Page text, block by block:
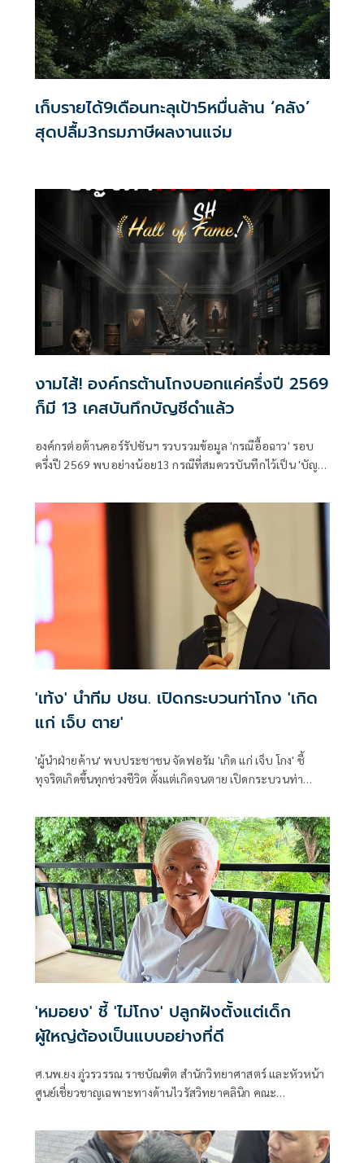
เก็บรายได้9เดือนทะลุเป้า5หมื่นล้าน ‘คลัง’
สุดปลื้ม3กรมภาษีผลงานแจ่ม
งามไส้! องค์กรต้านโกงบอกแค่ครึ่งปี 2569
ก็มี 13 เคสบันทึกบัญชีดำแล้ว
องค์กรต่อต้านคอร์รัปชันฯ รวบรวมข้อมูล 'กรณีอื้อฉาว' รอบ
ครึ่งปี 2569 พบอย่างน้อย13 กรณีที่สมควรบันทึกไว้เป็น 'บัญชี
มิติ
'เท้ง' นำทีม ปชน. เปิดกระบวนท่าโกง 'เกิด
แก่ เจ็บ ตาย'
'ผู้นำฝ่ายค้าน' พบประชาชน จัดฟอรัม 'เกิด แก่ เจ็บ โกง' ชี้
ทุจริตเกิดขึ้นทุกช่วงชีวิต ตั้งแต่เกิดจนตาย เปิดกระบวนท่า
'หมอยง' ชี้ 'ไม่โกง' ปลูกฝังตั้งแต่เด็ก
ผู้ใหญ่ต้องเป็นแบบอย่างที่ดี
ศ.นพ.ยง ภู่วรวรรณ ราชบัณฑิต สำนักวิทยาศาสตร์ และหัวหน้า
ศูนย์เชี่ยวชาญเฉพาะทางด้านไวรัสวิทยาคลินิก คณะ
ซบุ๊กว่า ความซื่อสัตย์ ไม่คดโกงต้องปลูกฝังตั้งแต่ยังเด็ก